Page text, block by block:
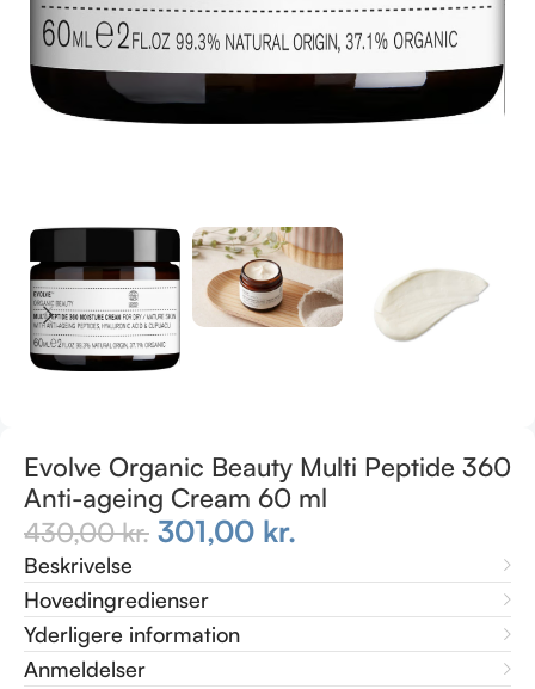
Evolve Organic Beauty Multi Peptide 360
Anti-ageing Cream 60 ml
430,00kr. 301,00 kr.
Beskrivelse
Hovedingredienser
Yderligere information
Anmeldelser